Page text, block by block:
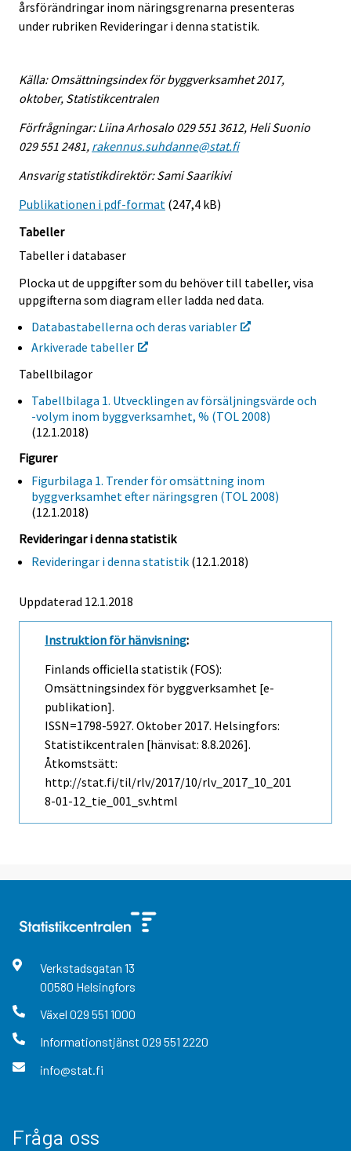
årsförändringar inom näringsgrenarna presenteras
under rubriken Revideringar i denna statistik.
Källa: Omsättningsindex för byggverksamhet 2017,
oktober, Statistikcentralen
Förfrågningar: Liina Arhosalo 029 551 3612, Heli Suonio
029 551 2481, rakennus.suhdanne@stat.fi
Ansvarig statistikdirektör: Sami Saarikivi
Publikationen i pdf-format (247,4 kB)
Tabeller
Tabeller i databaser
Plocka ut de uppgifter som du behöver till tabeller, visa
uppgifterna som diagram eller ladda ned data.
Databastabellerna och deras variabler
Arkiverade tabeller
Tabellbilagor
Tabellbilaga 1. Utvecklingen av försäljningsvärde och
-volym inom byggverksamhet, % (TOL 2008)
(12.1.2018)
Figurer
Figurbilaga 1. Trender för omsättning inom
byggverksamhet efter näringsgren (TOL 2008)
(12.1.2018)
Revideringar i denna statistik
Revideringar i denna statistik (12.1.2018)
Uppdaterad 12.1.2018
Instruktion för hänvisning:
Finlands officiella statistik (FOS):
Omsättningsindex för byggverksamhet [e-
publikation].
ISSN=1798-5927. Oktober 2017. Helsingfors:
Statistikcentralen [hänvisat: 8.8.2026].
Åtkomstsätt:
http://stat.fi/til/rlv/2017/10/rlv_2017_10_201
8-01-12_tie_001_sv.html
Verkstadsgatan 13
00580 Helsingfors
Växel 029 551 1000
Informationstjänst 029 551 2220
info@stat.fi
Fråga oss